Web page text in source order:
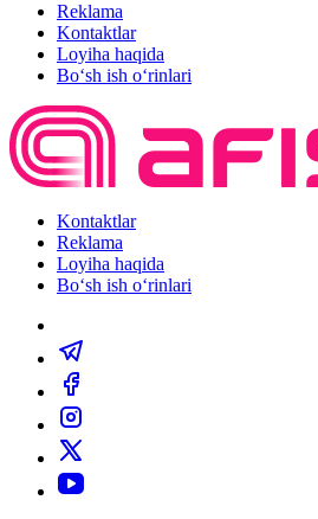
Reklama
Kontaktlar
Loyiha haqida
Bo‘sh ish o‘rinlari
Kontaktlar
Reklama
Loyiha haqida
Bo‘sh ish o‘rinlari